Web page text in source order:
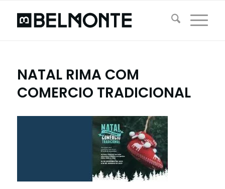
NATAL RIMA COM
COMERCIO TRADICIONAL